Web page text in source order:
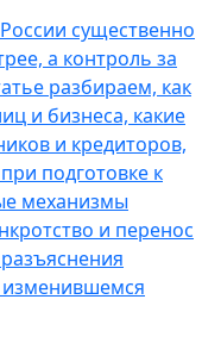
существенно
а контроль за
разбираем, как
и бизнеса, какие
и кредиторов,
подготовке к
механизмы
и перенос
изменившемся